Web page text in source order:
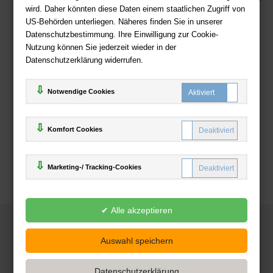
wird. Daher könnten diese Daten einem staatlichen Zugriff von
US-Behörden unterliegen. Näheres finden Sie in unserer
Datenschutzbestimmung. Ihre Einwilligung zur Cookie-
Nutzung können Sie jederzeit wieder in der
Datenschutzerklärung widerrufen.
Notwendige Cookies
Komfort Cookies
Marketing-/ Tracking-Cookies
Zahlweisen
Deutsche-Buchhandlung.de
www.deutsche-buchhandlung.de ist ein Angebot der
Handelsgesellschaft mbH
Powered by Inooga